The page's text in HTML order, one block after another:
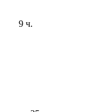
9 ч.